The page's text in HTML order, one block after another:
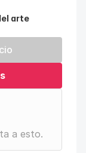
arte
a esto.